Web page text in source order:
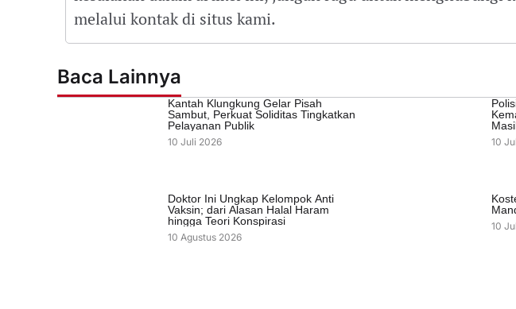
melalui kontak di situs kami.
Baca Lainnya
Kantah Klungkung Gelar Pisah
Sambut, Perkuat Soliditas Tingkatkan
Pelayanan Publik
10 Juli 2026 10
Doktor Ini Ungkap Kelompok Anti
Vaksin; dari Alasan Halal Haram
hingga Teori Konspirasi
10 Agustus 2026
10